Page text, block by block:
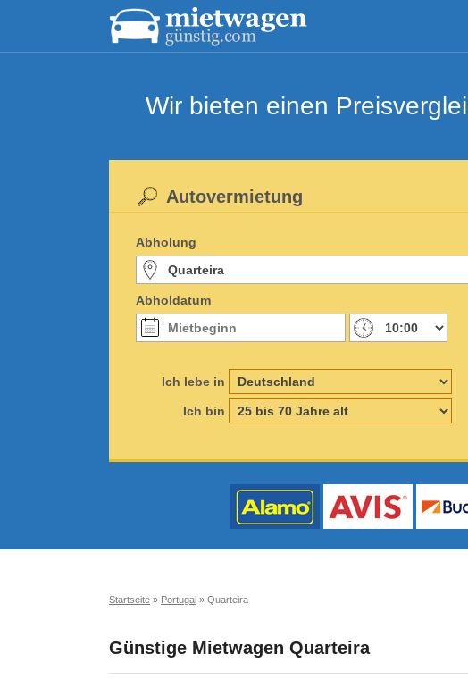
Wir bieten einen
Autovermietung
Abholung
Abholdatum
Ich lebe in
Ich bin
Startseite » Portugal » Quarteira
Günstige Mietwagen Quarteira